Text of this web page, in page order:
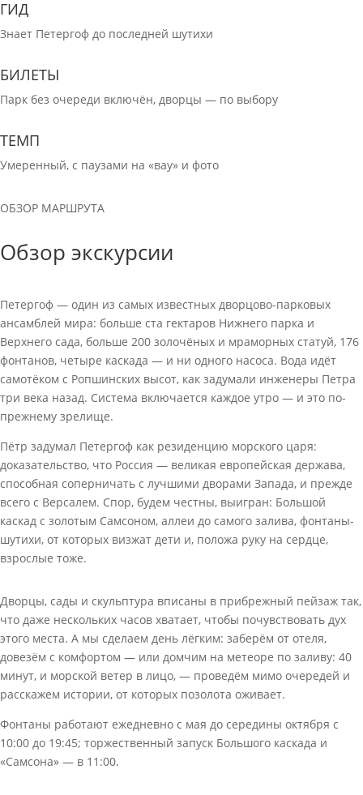
ГИД
Знает Петергоф до последней шутихи
БИЛЕТЫ
Парк без очереди включён, дворцы — по выбору
ТЕМП
Умеренный, с паузами на «вау» и фото
ОБЗОР МАРШРУТА
Обзор экскурсии
Петергоф — один из самых известных дворцово-парковых
ансамблей мира: больше ста гектаров Нижнего парка и
Верхнего сада, больше 200 золочёных и мраморных статуй, 176
фонтанов, четыре каскада — и ни одного насоса. Вода идёт
самотёком с Ропшинских высот, как задумали инженеры Петра
три века назад. Система включается каждое утро — и это по-
прежнему зрелище.
Пётр задумал Петергоф как резиденцию морского царя:
доказательство, что Россия — великая европейская держава,
способная соперничать с лучшими дворами Запада, и прежде
всего с Версалем. Спор, будем честны, выигран: Большой
каскад с золотым Самсоном, аллеи до самого залива, фонтаны-
шутихи, от которых визжат дети и, положа руку на сердце,
взрослые тоже.
Дворцы, сады и скульптура вписаны в прибрежный пейзаж так,
что даже нескольких часов хватает, чтобы почувствовать дух
этого места. А мы сделаем день лёгким: заберём от отеля,
довезём с комфортом — или домчим на метеоре по заливу: 40
минут, и морской ветер в лицо, — проведём мимо очередей и
расскажем истории, от которых позолота оживает.
Фонтаны работают ежедневно с мая до середины октября с
10:00 до 19:45; торжественный запуск Большого каскада и
«Самсона» — в 11:00.